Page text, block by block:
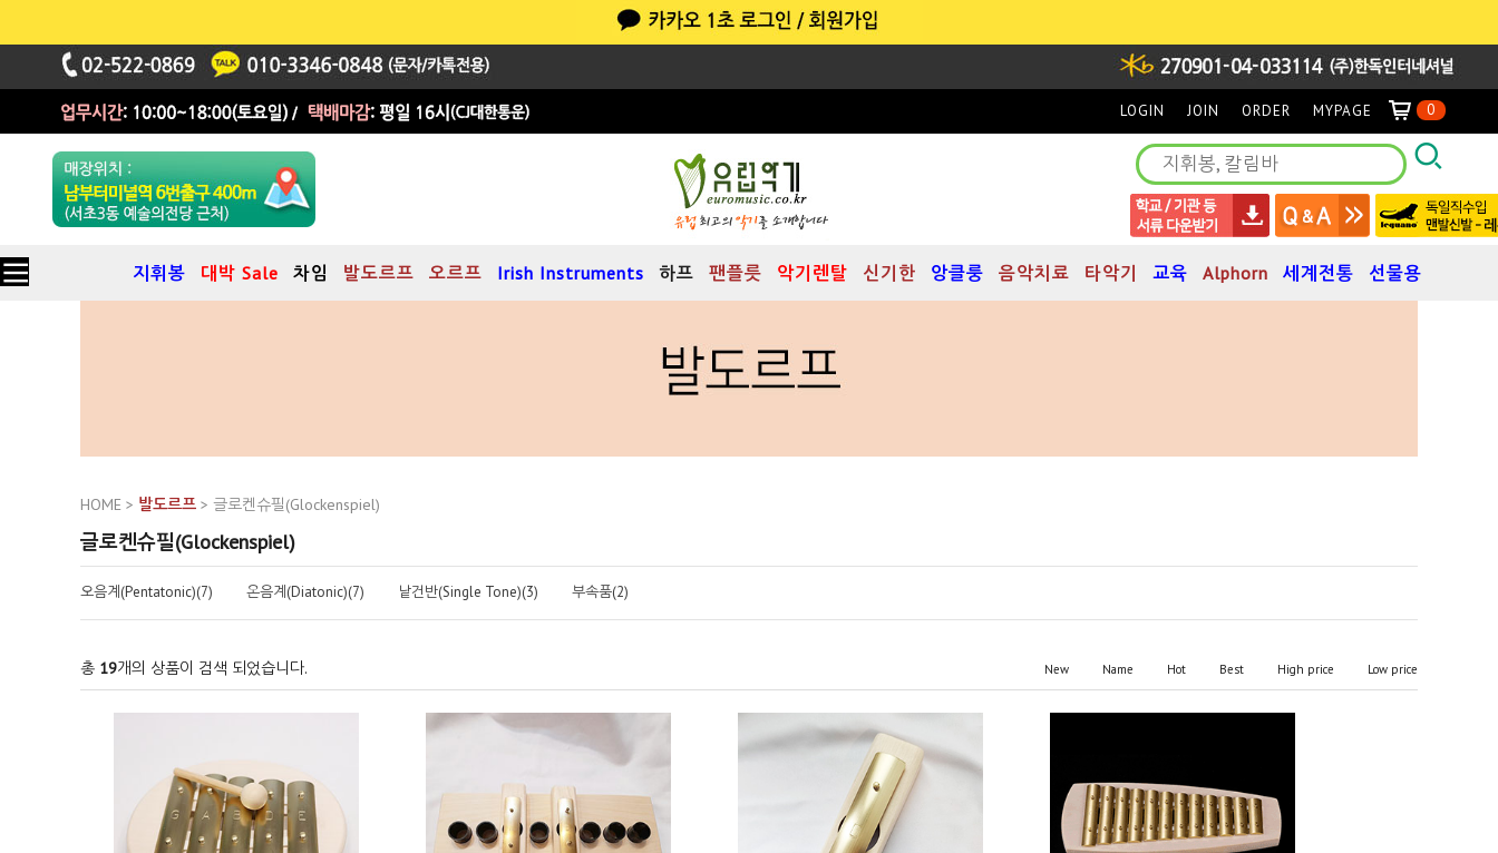
LOGIN JOIN ORDER MYPAGE 0
지휘봉 대박 Sale 차임 발도르프 오르프 Irish Instruments 하프 팬플릇 악기렌탈 신기한 앙클룽 음악치료 타악기 교육 Alphorn 세계전통 선물용
HOME > 발도르프 > 글로켄슈필(Glockenspiel)
글로켄슈필(Glockenspiel)
오음계(Pentatonic)(7) 온음계(Diatonic)(7) 낱건반(Single Tone)(3) 부속품(2)
총 19개의 상품이 검색 되었습니다. New Name Hot Best High price Low price